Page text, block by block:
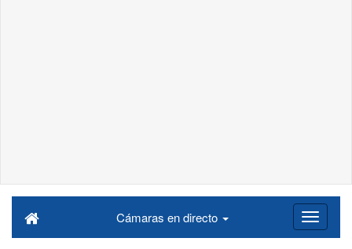
Cámaras en directo